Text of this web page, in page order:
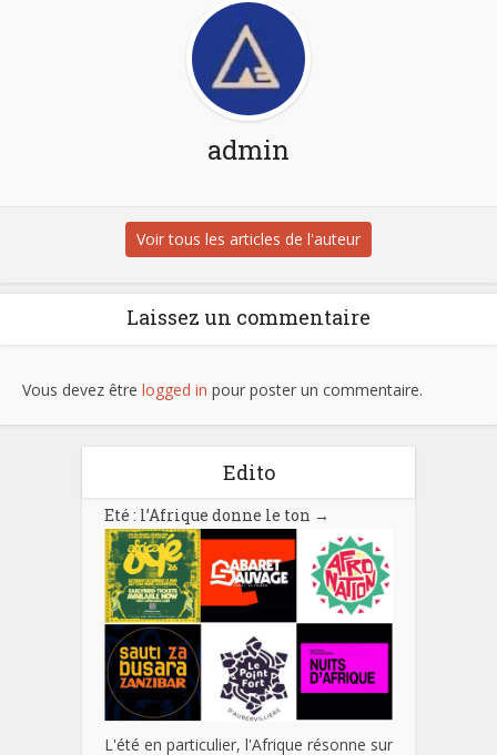
admin
Voir tous les articles de l'auteur
Laissez un commentaire
Vous devez être logged in pour poster un commentaire.
Edito
Eté : l’Afrique donne le ton →
L'été en particulier, l'Afrique résonne sur